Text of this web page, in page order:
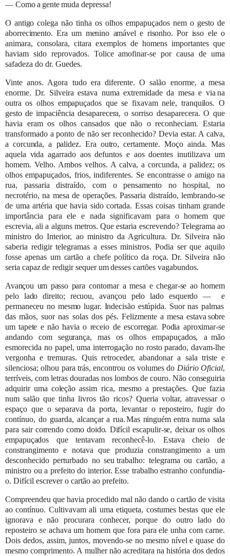
— Comoa gentemuda depressa!
O antigocolega não tinha os olhos empapuçados nem o gesto de
aborrecimento. Era um menino amável e risonho. Por isso ele o
animara, consolara, citara exemplos de homens importantes que
haviam sido reprovados. Tolice amofinar-se por causa de uma
safadeza do dr. Guedes.
Vinte anos. Agora tudo era diferente. O salão enorme, a mesa
enorme. Dr. Silveira estava numa extremidade da mesa e via na
outra os olhos empapuçados que se fixavam nele, tranquilos. O
gesto de impaciência desaparecera, o sorriso desaparecera. O que
havia eram os olhos cansados que não o reconheciam. Estaria
transformado a ponto de não ser reconhecido? Devia estar. A calva,
a corcunda, a palidez. Era outro,certamente. Moço ainda. Mas
aquela vida agarrado aos defuntos e aos doentesinutilizava um
homem. Velho. Ambos velhos. A calva, a corcunda, a palidez; os
olhos empapuçados, frios, indiferentes. Se encontrasse o amigo na
rua, passaria distraído, com o pensamento no hospital, no
necrotério, na mesa de operações. Passaria distraído, lembrando-se
de uma artéria que havia sido cortada. Essas coisas tinham grande
importância para ele e nada
significavam para o homem que
escrevia, ali a alguns metros. Que estaria escrevendo? Telegrama ao
ministro do Interior, ao ministro da Agricultura. Dr. Silveira não
saberia redigir telegramas a esses ministros. Podia ser que aquilo
fosse apenas um cartão a chefe político da roça. Dr. Silveira não
seria capazde redigir sequer umdesses cartões vagabundos.
Avançou um passo para contornar a mesa e chegar-se ao homem
pelo lado direito; recuou, avançou pelo lado esquerdo —
e
permaneceu no mesmo lugar. Indecisão estúpida. Suornas palmas
das mãos, suor nas solas dos pés. Felizmente a mesa estava sobre
um tapete e não havia o receio de escorregar. Podia aproximar-se
andando com segurança, mas os olhos empapuçados, a mão
esmorecida no papel, uma interrogação no rosto parado, davam-lhe
vergonha e tremuras. Quis retroceder, abandonar a sala triste e
silenciosa; olhou para trás, encontrou os volumes do Diário Oficial,
terríveis, com letras douradas nos lombos de couro. Não conseguiria
adquirir uma coleçãoassim rica, mesmo a prestações. Que fazia
num salão que tinha livros tão ricos? Queria voltar, atravessar o
espaço que o separava da porta, levantar o reposteiro, fugir do
contínuo, do guarda, alcançar a rua.Mas ninguém entra numa sala
para sair correndo como doido. Difícilescapulir-se, deixar os olhos
empapuçados que tentavamreconhecê-lo. Estava cheio de
constrangimento e notava que produzia constrangimento a um
desconhecido perturbado no seu trabalho: telegrama ou cartão, a
ministro ou a prefeito do interior. Esse trabalho estranho confundia-
o. Difícil escrever o cartão ao prefeito.
Compreendeu que havia procedido mal não dando o cartão de visita
ao contínuo. Cultivavam ali uma etiqueta, costumes bestas que ele
ignorava e não procurara conhecer, porque do outro lado do
reposteiro se achava um homem que fora para ele unha com carne.
Dois dedos, assim, juntos, movendo-se no mesmo nível e quase do
mesmo comprimento. A mulher não acreditara na história dos dedos